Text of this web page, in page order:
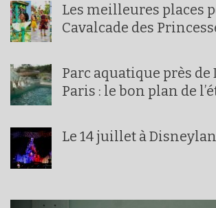
Les meilleures places
Cavalcade des
Parc aquatique près
Paris : le bon plan de
Le 14 juillet à